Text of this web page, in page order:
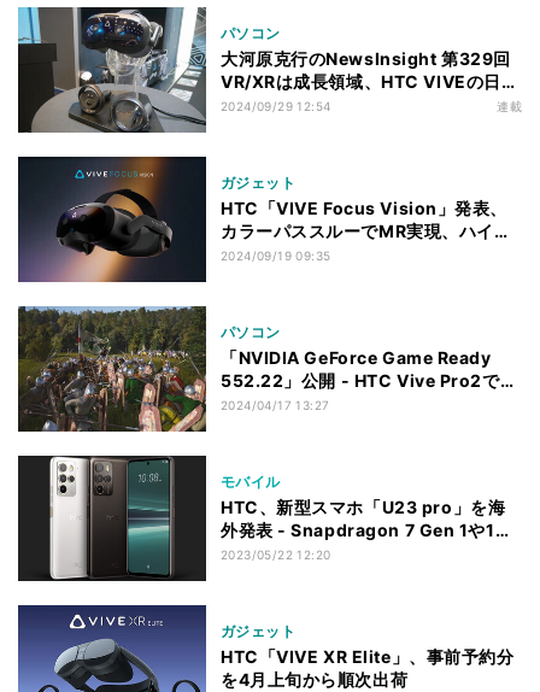
パソコン
大河原克行のNewsInsight 第329回
VR/XRは成長領域、HTC VIVEの日本
戦略は？ VIVE Focus新モデルを市場
2024/09/29 12:54 連載
ガジェット
HTC「VIVE Focus Vision」発表、
カラーパススルーでMR実現、ハイエ
ンドゲームにも
2024/09/19 09:35
パソコン
「NVIDIA GeForce Game Ready
552.22」公開 - HTC Vive Pro2で固
まる不具合など修正
2024/04/17 13:27
モバイル
HTC、新型スマホ「U23 pro」を海
外発表 - Snapdragon 7 Gen 1や1億
画素カメラを搭載
2023/05/22 12:20
ガジェット
HTC「VIVE XR Elite」、事前予約分
を4月上旬から順次出荷